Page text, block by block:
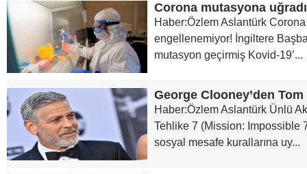
Corona mutasyona
Haber:Özlem Aslantürk
engellenemiyor! İngiltere
mutasyon geçirmiş Kovid-19’...
George Clooney’den
Haber:Özlem Aslantürk Ünlü
Tehlike 7 (Mission: Impossible
sosyal mesafe kurallarına uy...